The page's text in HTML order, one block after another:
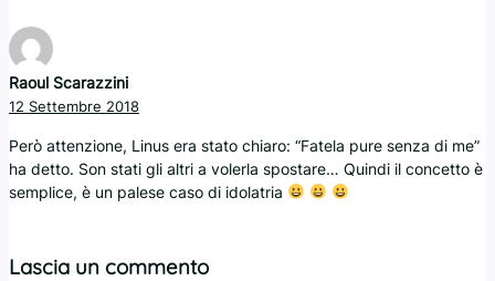
Raoul Scarazzini
12 Settembre 2018
Però attenzione, Linus era stato chiaro: “Fatela pure senza di me”
ha detto. Son stati gli altri a volerla spostare… Quindi il concetto è
semplice, è un palese caso di idolatria
Lascia un commento